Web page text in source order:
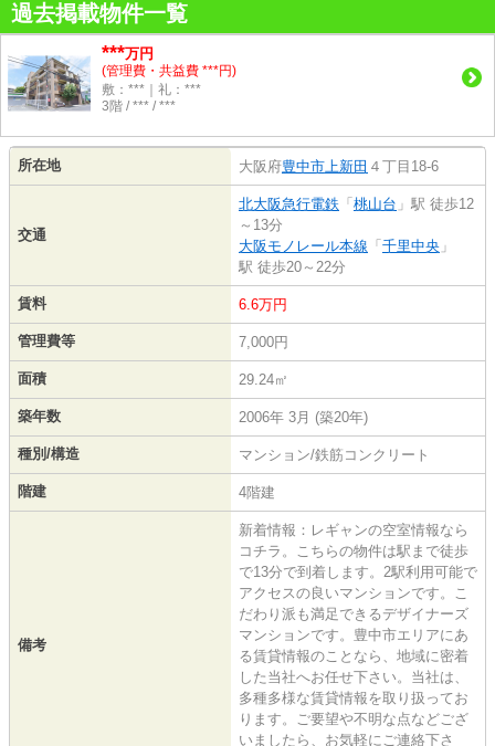
過去掲載物件一覧
***万円
(管理費・共益費 ***円)
敷：***｜礼：***
3階 / *** / ***
所在地 大阪府豊中市上新田 ４丁目18-6
交通
北大阪急行電鉄 「 桃山台 」駅 徒歩12
～13分
大阪モノレール本線 「 千里中央 」
駅 徒歩20～22分
賃料 6.6万円
管理費等 7,000円
面積 29.24㎡
築年数 2006年 3月 (築20年)
種別/構造 マンション/鉄筋コンクリート
階建 4階建
備考
新着情報：レギャンの空室情報なら
コチラ。こちらの物件は駅まで徒歩
で13分で到着します。2駅利用可能で
アクセスの良いマンションです。こ
だわり派も満足できるデザイナーズ
マンションです。豊中市エリアにあ
る賃貸情報のことなら、地域に密着
した当社へお任せ下さい。当社は、
多種多様な賃貸情報を取り扱ってお
ります。ご要望や不明な点などござ
いましたら、お気軽にご連絡下さ